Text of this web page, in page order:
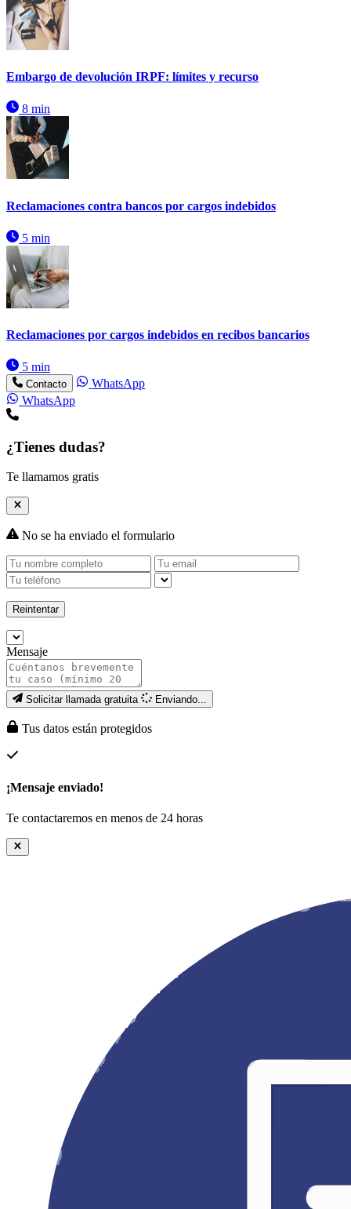
Embargo de devolución IRPF: límites y recurso
8 min
Reclamaciones contra bancos por cargos indebidos
5 min
Reclamaciones por cargos indebidos en recibos bancarios
5 min
Contacto
WhatsApp
WhatsApp
¿Tienes dudas?
Te llamamos gratis
No se ha enviado el formulario
Reintentar
Mensaje
Solicitar llamada gratuita Enviando...
Tus datos están protegidos
¡Mensaje enviado!
Te contactaremos en menos de 24 horas